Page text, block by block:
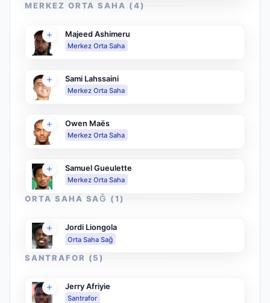
MERKEZ ORTA SAHA (4)
Majeed Ashimeru
Merkez Orta Saha
Sami Lahssaini
Merkez Orta Saha
Owen Maës
Merkez Orta Saha
Samuel Gueulette
Merkez Orta Saha
ORTA SAHA SAĞ (1)
Jordi Liongola
Orta Saha Sağ
SANTRAFOR (5)
Jerry Afriyie
Santrafor